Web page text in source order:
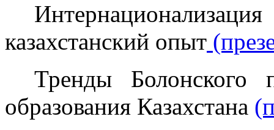
казахстанский опыт
Тренды Болонского
образования Казахстана